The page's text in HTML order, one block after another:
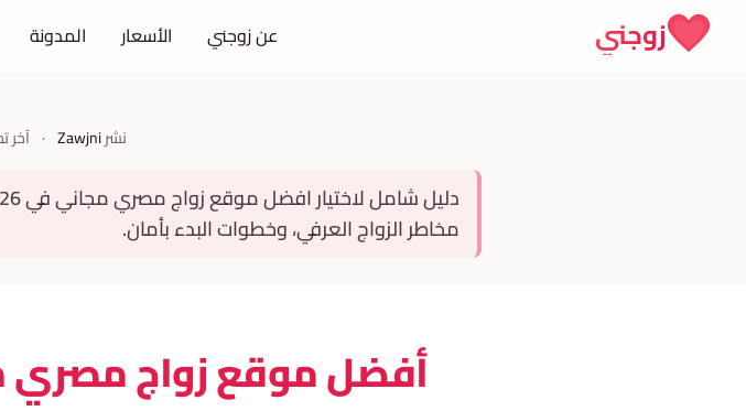
Skip to contentزوجني عن زوجني الأسعار المدونة
نشرZawjni
· آخر
مخاطر الزواج العرفي، وخطوات البدء بأمان.
أفضل موقع زواج مصري